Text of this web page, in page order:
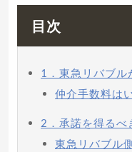
目次
1．東急リバブル
仲介手数料は
2．承諾を得るべ
東急リバブル